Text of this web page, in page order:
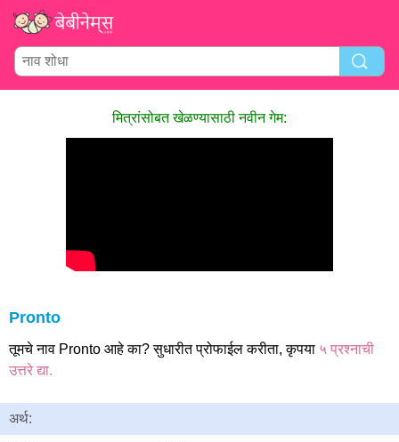
मित्रांसोबत खेळण्यासाठी नवीन गेम:
Pronto
तूमचे नाव Pronto आहे का? सुधारीत प्रोफाईल करीता, कृपया ५ प्रश्नाची
उत्तरे द्या.
अर्थ: